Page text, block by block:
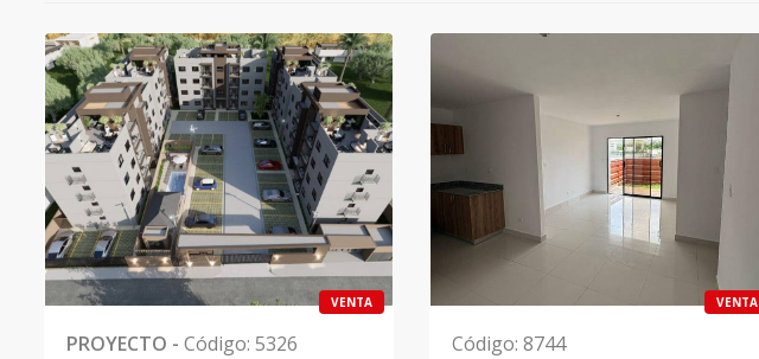
VENTA
PROYECTO - Código: 5326
VENTA
Código: 8744